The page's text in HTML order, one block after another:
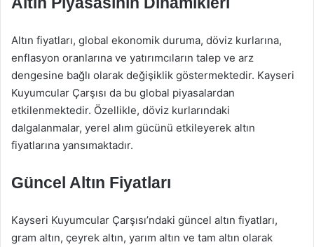
Altın fiyatları, global ekonomik duruma, döviz kurlarına,
enflasyon oranlarına ve yatırımcıların talep ve arz
dengesine bağlı olarak değişiklik göstermektedir. Kayseri
Kuyumcular Çarşısı da bu global piyasalardan
etkilenmektedir. Özellikle, döviz kurlarındaki
dalgalanmalar, yerel alım gücünü etkileyerek altın
fiyatlarına yansımaktadır.
Güncel Altın Fiyatları
Kayseri Kuyumcular Çarşısı’ndaki güncel altın fiyatları,
gram altın, çeyrek altın, yarım altın ve tam altın olarak